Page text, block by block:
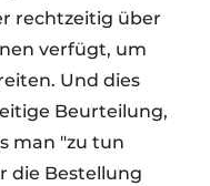
rechtzeitig über
verfügt, um
Und dies
Beurteilung,
man "zu tun
die Bestellung